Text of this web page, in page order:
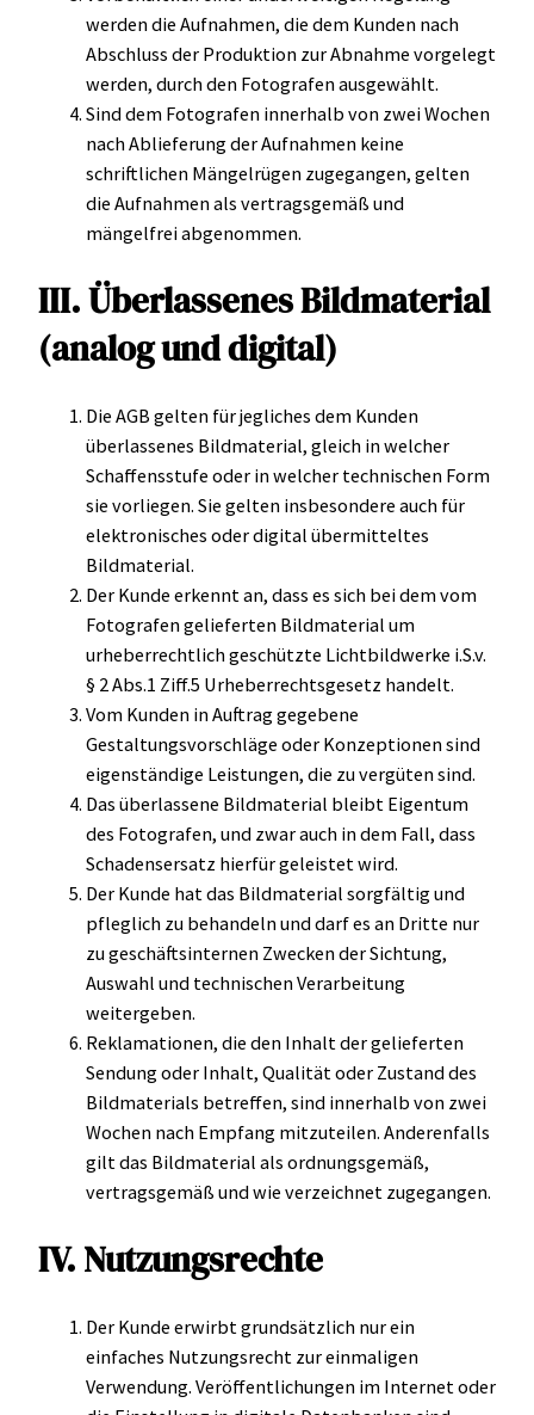
werden die Aufnahmen, die dem Kunden nach
Abschluss der Produktion zur Abnahme vorgelegt
werden, durch den Fotografen ausgewählt.
Sind dem Fotografen innerhalb von zwei Wochen
nach Ablieferung der Aufnahmen keine
schriftlichen Mängelrügen zugegangen, gelten
die Aufnahmen als vertragsgemäß und
mängelfrei abgenommen.
III. Überlassenes Bildmaterial
(analog und digital)
Die AGB gelten für jegliches dem Kunden
überlassenes Bildmaterial, gleich in welcher
Schaffensstufe oder in welcher technischen Form
sie vorliegen. Sie gelten insbesondere auch für
elektronisches oder digital übermitteltes
Bildmaterial.
Der Kunde erkennt an, dass es sich bei dem vom
Fotografen gelieferten Bildmaterial um
urheberrechtlich geschützte Lichtbildwerke i.S.v.
§ 2 Abs.1 Ziff.5 Urheberrechtsgesetz handelt.
Vom Kunden in Auftrag gegebene
Gestaltungsvorschläge oder Konzeptionen sind
eigenständige Leistungen, die zu vergüten sind.
Das überlassene Bildmaterial bleibt Eigentum
des Fotografen, und zwar auch in dem Fall, dass
Schadensersatz hierfür geleistet wird.
Der Kunde hat das Bildmaterial sorgfältig und
pfleglich zu behandeln und darf es an Dritte nur
zu geschäftsinternen Zwecken der Sichtung,
Auswahl und technischen Verarbeitung
weitergeben.
Reklamationen, die den Inhalt der gelieferten
Sendung oder Inhalt, Qualität oder Zustand des
Bildmaterials betreffen, sind innerhalb von zwei
Wochen nach Empfang mitzuteilen. Anderenfalls
gilt das Bildmaterial als ordnungsgemäß,
vertragsgemäß und wie verzeichnet zugegangen.
IV. Nutzungsrechte
Der Kunde erwirbt grundsätzlich nur ein
einfaches Nutzungsrecht zur einmaligen
Verwendung. Veröffentlichungen im Internet oder